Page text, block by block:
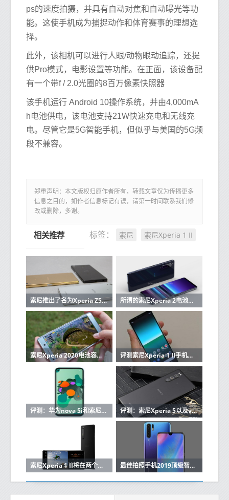
ps的速度拍摄，并具有自动对焦和自动曝光等功
能。这使手机成为捕捉动作和体育赛事的理想选
择。
此外，该相机可以进行人眼/动物眼动追踪，还提
供Pro模式，电影设置等功能。在正面，该设备配
有一个带f / 2.0光圈的8百万像素快照器
该手机运行 Android 10操作系统，并由4,000mA
h电池供电，该电池支持21W快速充电和无线充
电。尽管它是5G智能手机，但似乎与美国的5G频
段不兼容。
郑重声明：本文版权归原作者所有，转载文章仅为传播更多
信息之目的，如作者信息标记有误，请第一时间联系我们修
改或删除，多谢。
标签： 索尼 索尼Xperia 1 II
相关推荐
索尼推出了名为Xperia Z5和Xperia Z5 Premium for Rs的旗舰设备 所谓的索尼Xperia 2电池是对前代产品的巨大改进
索尼Xperia 2020电池容量可能不尽人意 评测索尼Xperia 1 II手机性能如何及华为Mate Xs好不好
评测：华为nova 5i和索尼Xperia 1性能如何 评测：索尼Xperia 5以及vivo NEX耗电如何
索尼Xperia 1 II将在两个月内正式登陆美国 最佳拍照手机2019顶级智能手机笛鲷周围